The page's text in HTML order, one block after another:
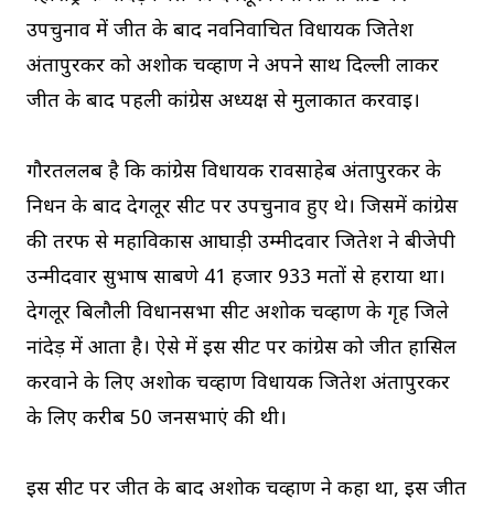
उपचुनाव में जीत के बाद नवनिर्वाचित विधायक जितेश
अंतापुरकर को अशोक चव्हाण ने अपने साथ दिल्ली लाकर
जीत के बाद पहली कांग्रेस अध्यक्ष से मुलाकात करवाई।
गौरतललब है कि कांग्रेस विधायक रावसाहेब अंतापुरकर के
निधन के बाद देगलूर सीट पर उपचुनाव हुए थे। जिसमें कांग्रेस
की तरफ से महाविकास आघाड़ी उम्मीदवार जितेश ने बीजेपी
उन्मीदवार सुभाष साबणे 41 हजार 933 मतों से हराया था।
देगलूर बिलौली विधानसभा सीट अशोक चव्हाण के गृह जिले
नांदेड़ में आता है। ऐसे में इस सीट पर कांग्रेस को जीत हासिल
करवाने के लिए अशोक चव्हाण विधायक जितेश अंतापुरकर
के लिए करीब 50 जनसभाएं की थी।
इस सीट पर जीत के बाद अशोक चव्हाण ने कहा था, इस जीत